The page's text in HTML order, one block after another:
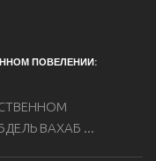
ПОВЕЛЕНИИ:
ВАХАБ ...